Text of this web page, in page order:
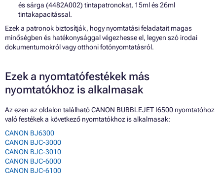
és sárga (4482A002) tintapatronokat, 15ml és 26ml
tintakapacitással.
Ezek a patronok biztosítják, hogy nyomtatási feladatait magas
minőségben és hatékonysággal végezhesse el, legyen szó irodai
dokumentumokról vagy otthoni fotónyomtatásról.
Ezek a nyomtatófestékek más
nyomtatókhoz is alkalmasak
Az ezen az oldalon található CANON BUBBLEJET I6500 nyomtatóhoz
való festékek a következő nyomtatókhoz is alkalmasak:
CANON BJ6300
CANON BJC-3000
CANON BJC-3010
CANON BJC-6000
CANON BJC-6100